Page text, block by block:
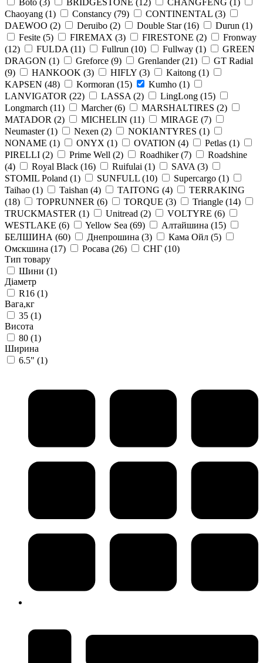
Chaoyang (1) Constancy (79) CONTINENTAL (3)
DAEWOO (2) Deruibo (2) Double Star(16) Durun (1)
Fesite (5) FIREMAX (3) FIRESTONE (2)
Fronway
(12)
FULDA (11) Fullrun (10) Fullway (1)
GREEN
DRAGON (1) Greforce (9) Grenlander(21)
GT Radial
(9)
HANKOOK (3) HIFLY (3) Kaitong (1)
KAPSEN (48) Kormoran (15) Kumho (1)
LANVIGATOR (22) LASSA (2) LingLong (15)
Longmarch (11) Marcher(6) MARSHALTIRES (2)
MATADOR (2) MICHELIN (11) MIRAGE (7)
Neumaster(1) Nexen (2) NOKIANTYRES (1)
NONAME (1) ONYX (1) OVATION (4) Petlas (1)
PIRELLI (2) Prime Well (2) Roadhiker(7)
Roadshine
(4)
Royal Black (16) Ruifulai (1) SAVA (3)
STOMIL Poland (1) SUNFULL (10) Supercargo (1)
Taihao (1) Taishan (4) TAITONG (4)
TERRAKING
(18)
TOPRUNNER (6) TORQUE (3) Triangle (14)
TRUCKMASTER (1) Unitread (2) VOLTYRE (6)
WESTLAKE (6) Yellow Sea (69) Алтайшина (15)
БЕЛШИНА (60) Днепрошина (3) Кама Ойл (5)
Омскшина (17) Росава (26) СНГ (10)
Тип товару
Шини (1)
Діаметр
R16 (1)
Вага,кг
35 (1)
Висота
80 (1)
Ширина
6.5" (1)